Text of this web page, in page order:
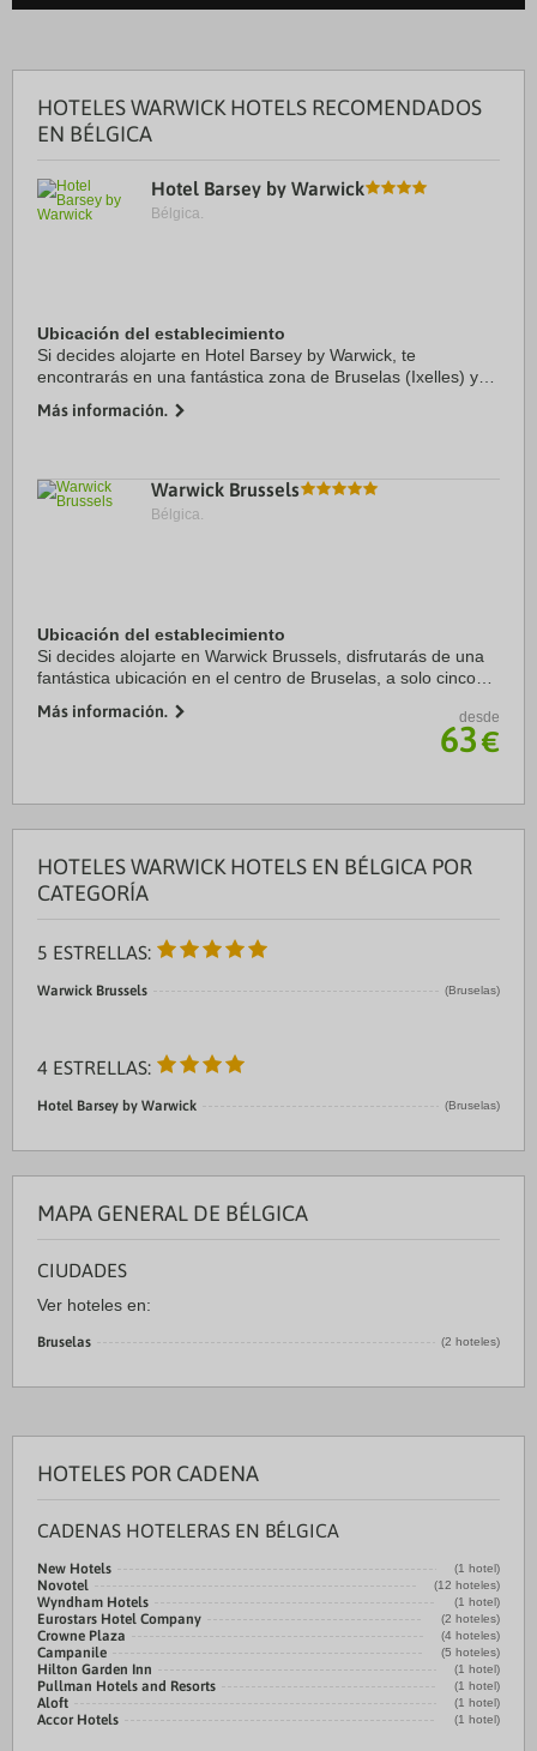
HOTELES WARWICK HOTELS RECOMENDADOS
EN BÉLGICA
Hotel Barsey by Warwick
Bélgica.
Ubicación del establecimiento
Si decides alojarte en Hotel Barsey by Warwick, te
encontrarás en una fantástica zona de Bruselas (Ixelles) y
de Plaza La Grand Place. Además, este ...
Más información.
Warwick Brussels
Bélgica.
Ubicación del establecimiento
Si decides alojarte en Warwick Brussels, disfrutarás de una
fantástica ubicación en el centro de Bruselas, a solo cinco
Además, este hotel para ...
Más información. desde
63€
HOTELES WARWICK HOTELS EN BÉLGICA POR
CATEGORÍA
5 ESTRELLAS:
Warwick Brussels (Bruselas)
4 ESTRELLAS:
Hotel Barsey by Warwick (Bruselas)
MAPA GENERAL DE BÉLGICA
CIUDADES
Ver hoteles en:
Bruselas (2 hoteles)
HOTELES POR CADENA
CADENAS HOTELERAS EN BÉLGICA
New Hotels (1 hotel)
Novotel (12 hoteles)
Wyndham Hotels (1 hotel)
Eurostars Hotel Company (2 hoteles)
Crowne Plaza (4 hoteles)
Campanile (5 hoteles)
Hilton Garden Inn (1 hotel)
Pullman Hotels and Resorts (1 hotel)
Aloft (1 hotel)
Accor Hotels (1 hotel)